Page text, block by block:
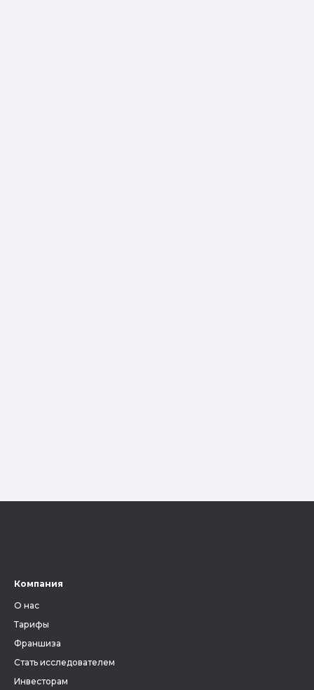
Компания
О нас
Тарифы
Франшиза
Стать исследователем
Инвесторам